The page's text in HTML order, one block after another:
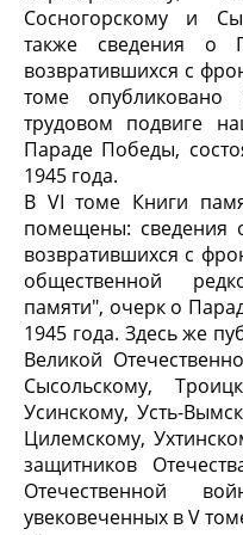
Сосногорскому и
также сведения о
возвратившихся с
томе
трудовом подвиге
Параде Победы,
1945 года.
В VI томе Книги
помещены: сведения
возвратившихся с
общественной
памяти", очерк о
1945 года. Здесь же
Великой
Сысольскому,
Усинскому, Усть-
Цилемскому,
защитников
Отечественной
увековеченных в V